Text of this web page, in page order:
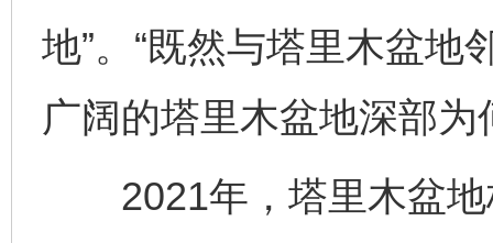
地”。“既然与塔里木盆地
广阔的塔里木盆地深部为
2021年，塔里木盆地